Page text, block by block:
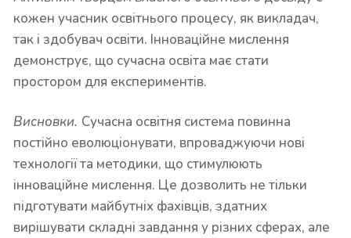
кожен учасник освітнього процесу, як викладач,
так і здобувач освіти. Інноваційне мислення
демонструє, що сучасна освіта має стати
простором для експериментів.
Висновки. Сучасна освітня система повинна
постійно еволюціонувати, впроваджуючи нові
технології та методики, що стимулюють
інноваційне мислення. Це дозволить не тільки
підготувати майбутніх фахівців, здатних
вирішувати складні завдання у різних сферах, але